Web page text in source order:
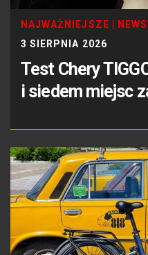
NAJWAŻNIEJSZE
3 SIERPNIA 2026
Test Chery
i siedem miejsc